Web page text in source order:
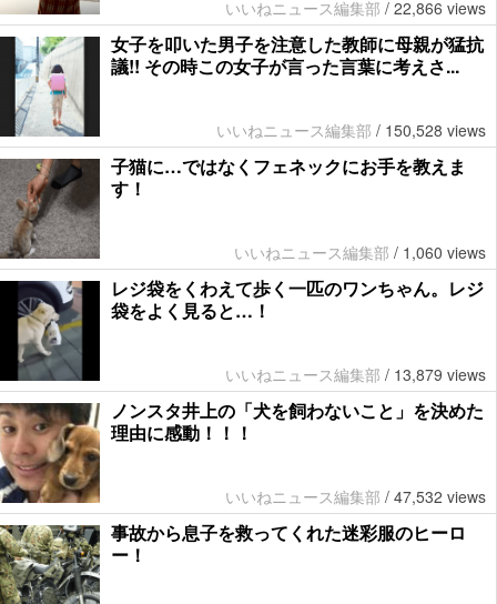
いいねニュース編集部 / 22,866 views
女子を叩いた男子を注意した教師に母親が猛抗
議!! その時この女子が言った言葉に考えさ...
いいねニュース編集部 / 150,528 views
子猫に…ではなくフェネックにお手を教えま
す！
いいねニュース編集部 / 1,060 views
レジ袋をくわえて歩く一匹のワンちゃん。レジ
袋をよく見ると…！
いいねニュース編集部 / 13,879 views
ノンスタ井上の「犬を飼わないこと」を決めた
理由に感動！！！
いいねニュース編集部 / 47,532 views
事故から息子を救ってくれた迷彩服のヒーロ
ー！